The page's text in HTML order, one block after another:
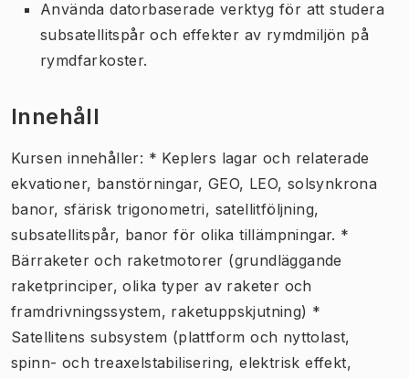
Använda datorbaserade verktyg för att studera
subsatellitspår och effekter av rymdmiljön på
rymdfarkoster.
Innehåll
Kursen innehåller: * Keplers lagar och relaterade
ekvationer, banstörningar, GEO, LEO, solsynkrona
banor, sfärisk trigonometri, satellitföljning,
subsatellitspår, banor för olika tillämpningar. *
Bärraketer och raketmotorer (grundläggande
raketprinciper, olika typer av raketer och
framdrivningssystem, raketuppskjutning) *
Satellitens subsystem (plattform och nyttolast,
spinn- och treaxelstabilisering, elektrisk effekt,